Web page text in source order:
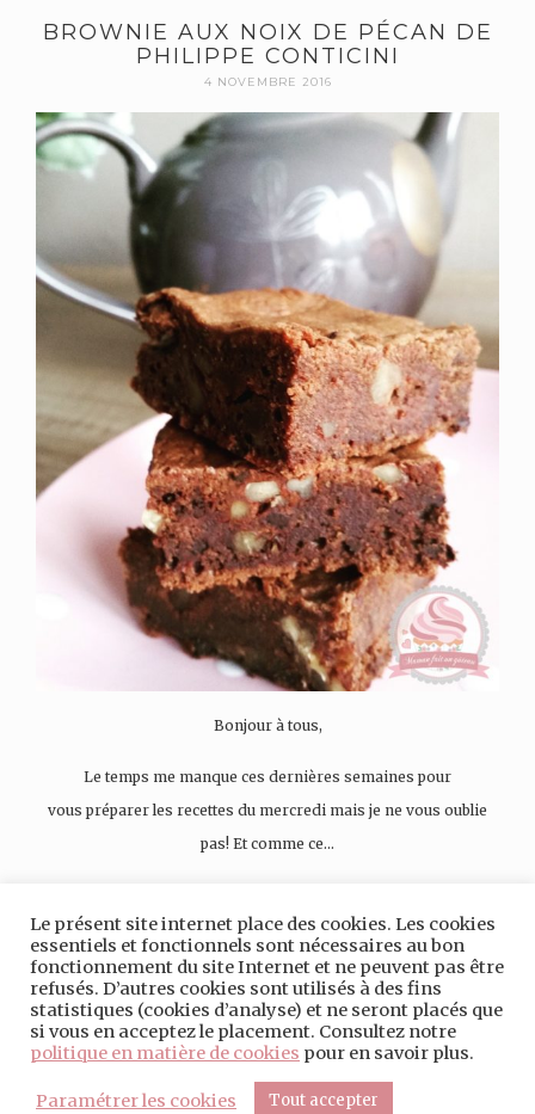
BROWNIE AUX NOIX DE PÉCAN DE
PHILIPPE CONTICINI
4 NOVEMBRE 2016
Bonjour à tous,
Le temps me manque ces dernières semaines pour
vous préparer les recettes du mercredi mais je ne vous oublie
pas! Et comme ce…
MENTIONS LÉGALES POLITIQUE DE CONFIDENTIALITÉ
Le présent site internet place des cookies. Les cookies
essentiels et fonctionnels sont nécessaires au bon
fonctionnement du site Internet et ne peuvent pas être
refusés. D’autres cookies sont utilisés à des fins
statistiques (cookies d’analyse) et ne seront placés que
si vous en acceptez le placement. Consultez notre
politique en matière de cookies pour en savoir plus.
Paramétrer les cookies Tout accepter